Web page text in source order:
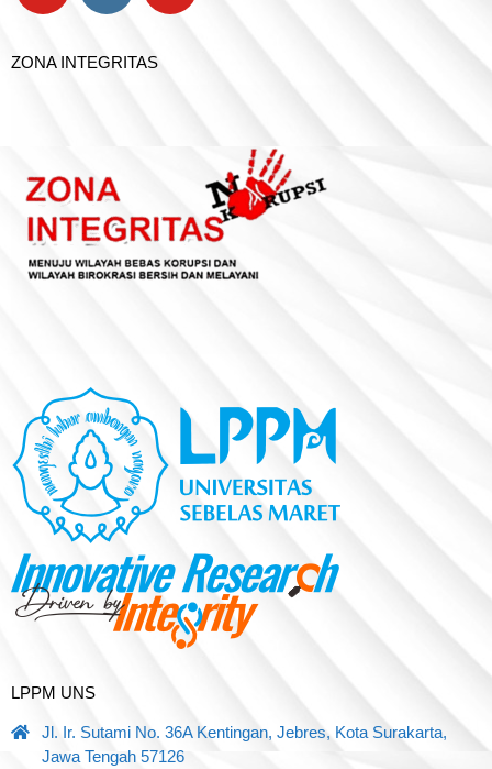
ZONA INTEGRITAS
LPPM UNS
Jl. Ir. Sutami No. 36A Kentingan, Jebres, Kota Surakarta,
Jawa Tengah 57126